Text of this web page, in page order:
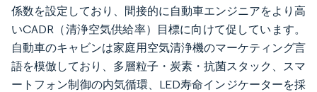
係数を設定しており、間接的に自動車エンジニアをより高
いCADR（清浄空気供給率）目標に向けて促しています。
自動車のキャビンは家庭用空気清浄機のマーケティング言
語を模倣しており、多層粒子・炭素・抗菌スタック、スマ
ートフォン制御の内気循環、LED寿命インジケーターを採